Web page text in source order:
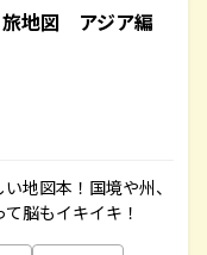
地図 アジア編
地図本！国境や州、
脳もイキイキ！